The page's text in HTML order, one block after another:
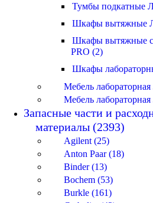
Тумбы подкатные
Шкафы вытяжные
Шкафы вытяжные
PRO (2)
Шкафы
Мебель
Мебель
Запасные части и
материалы (2393)
Agilent (25)
Anton Paar (18)
Binder (13)
Bochem (53)
Burkle (161)